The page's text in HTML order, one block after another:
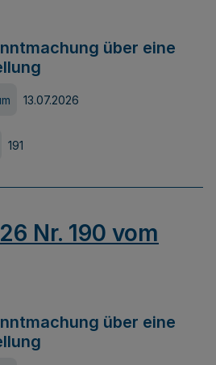
über eine
13.07.2026
191
Nr. 190 vom
über eine